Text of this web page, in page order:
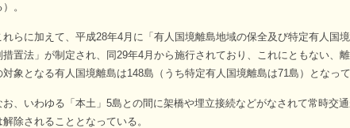
。
らに加えて、平成28年4月に「有人国境離島地域の保全及び特定有人国
措置法」が制定され、同29年4月から施行されており、これにともない、
対象となる有人国境離島は148島（うち特定有人国境離島は71島）となって
、いわゆる「本土」5島との間に架橋や埋立接続などがなされて常時交
解除されることとなっている。